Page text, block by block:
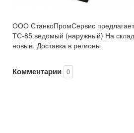
ООО СтанкоПромСервис
ТС-85 ведомый (наружный) На
новые. Доставка в регионы
Комментарии 0